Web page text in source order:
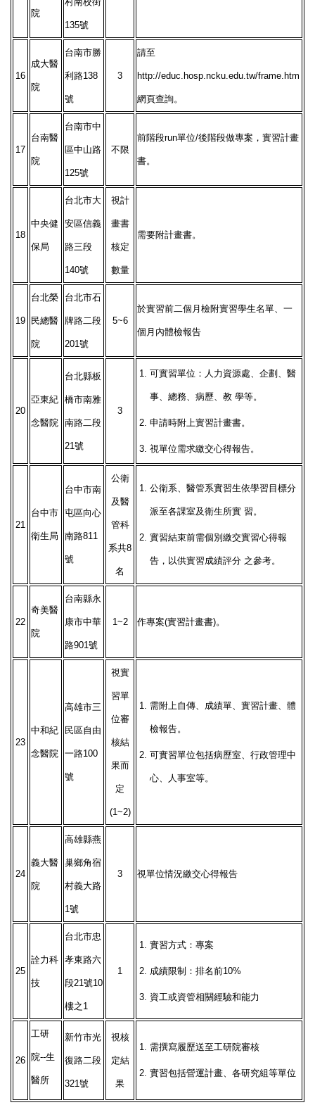
院
135號
16
成大醫
院
台南市勝
利路138
號
3
請至
http://educ.hosp.ncku.edu.tw/frame.htm
網頁查詢。
17
台南醫
院
台南市中
區中山路
125號
不限
前階段run單位/後階段做專案，實習計畫
書。
18
中央健
保局
台北市大
安區信義
路三段
140號
視計
畫書
核定
數量
需要附計畫書。
19
台北榮
民總醫
院
台北市石
牌路二段
201號
5~6
於實習前二個月檢附實習學生名單、一
個月內體檢報告
20
亞東紀
念醫院
台北縣板
橋市南雅
南路二段
21號
3
1. 可實習單位：人力資源處、企劃、醫
事、總務、病歷、教 學等。
2. 申請時附上實習計畫書。
3. 視單位需求繳交心得報告。
21
台中市
衛生局
台中市南
屯區向心
南路811
號
公衛
及醫
管科
系共8
名
1. 公衛系、醫管系實習生依學習目標分
派至各課室及衛生所實 習。
2. 實習結束前需個別繳交實習心得報
告，以供實習成績評分 之參考。
22
奇美醫
院
台南縣永
康市中華
路901號
1~2 作專案(實習計畫書)。
23
中和紀
念醫院
高雄市三
民區自由
一路100
號
視實
習單
位審
核結
果而
定
(1~2)
1. 需附上自傳、成績單、實習計畫、體
檢報告。
2. 可實習單位包括病歷室、行政管理中
心、人事室等。
24
義大醫
院
高雄縣燕
巢鄉角宿
村義大路
1號
3 視單位情況繳交心得報告
25
詮力科
技
台北市忠
孝東路六
段21號10
樓之1
1
1. 實習方式：專案
2. 成績限制：排名前10%
3. 資工或資管相關經驗和能力
26
工研
院--生
醫所
新竹市光
復路二段
321號
視核
定結
果
1. 需撰寫履歷送至工研院審核
2. 實習包括營運計畫、各研究組等單位